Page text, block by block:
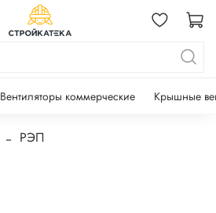
Вентиляторы коммерческие Крышные
РЭП